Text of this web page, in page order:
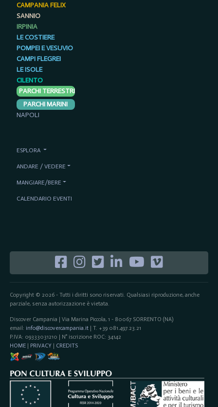
Copyright © 2026 - Tutti i diritti sono riservati. Qualsiasi riproduzione, anche
parziale, senza autorizzazione è vietata.
Discover Campania | Via Marina Piccola, 1 - 80067 SORRENTO (NA)
email: info@discovercampania.it| T. +39 081.497.23.21
P.IVA: 09333031210 | N° iscrizione ROC: 34142
HOME| PRIVACY | CREDITS
CAMPANIA FELIX
SANNIO
IRPINIA
LE COSTIERE
POMPEI E VESUVIO
CAMPI FLEGREI
LE ISOLE
CILENTO
PARCHI TERRESTRI
PARCHI MARINI
NAPOLI
ESPLORA
ANDARE / VEDERE
MANGIARE/BERE
CALENDARIO EVENTI